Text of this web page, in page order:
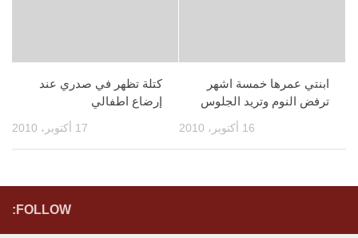
كتلة تظهر في صدري عند
إرضاع اطفالي
17 أكتوبر، 2010
ابنتي عمرها خمسة اشهر
ترفض النوم وتريد الجلوس
16 أكتوبر، 2010
FOLLOW: